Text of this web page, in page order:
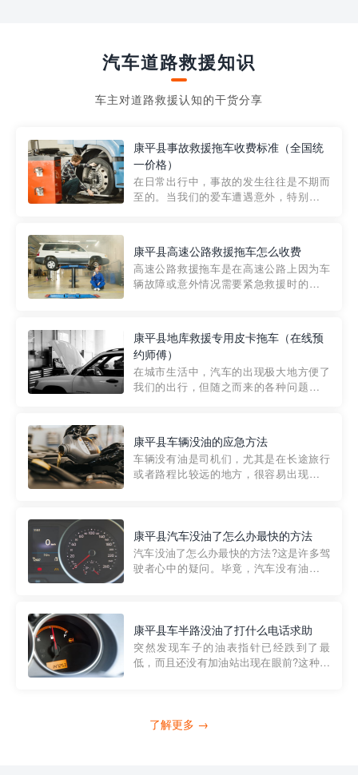
汽车道路救援知识
车主对道路救援认知的干货分享
康平县事故救援拖车收费标准（全国统
一价格）
在日常出行中，事故的发生往往是不期而
至的。当我们的爱车遭遇意外，特别是在
细解析一下市区事故救援拖车的收费标
准，以及在选用拖车服务时应注...
康平县高速公路救援拖车怎么收费
高速公路救援拖车是在高速公路上因为车
辆故障或意外情况需要紧急救援时的必备
路救援拖车的收费标准是由当地交通管理
部门制定的。起步价通...
康平县地库救援专用皮卡拖车（在线预
约师傅）
在城市生活中，汽车的出现极大地方便了
我们的出行，但随之而来的各种问题也让
紧急情况下，我们需要一种高效可靠的救
援方式。而这时，地库救援专...
康平县车辆没油的应急方法
车辆没有油是司机们，尤其是在长途旅行
或者路程比较远的地方，很容易出现这种
的送油师傅，解决没油的紧急情况。 首
先，让我们来了解一下穿...
康平县汽车没油了怎么办最快的方法
汽车没油了怎么办最快的方法?这是许多驾
驶者心中的疑问。毕竟，汽车没有油就无
越者小程序是一款专门解决汽车没油问题
的在线服务平台。通过...
康平县车半路没油了打什么电话求助
突然发现车子的油表指针已经跌到了最
低，而且还没有加油站出现在眼前?这种情
打4006363122请求送油人员来帮助你。
了解更多 →